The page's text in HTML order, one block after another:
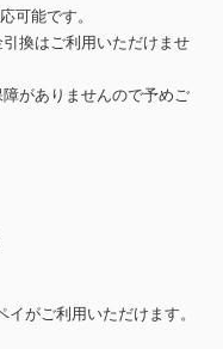
可能です。
換はご利用いただけませ
がありませんので予めご
がご利用いただけます。